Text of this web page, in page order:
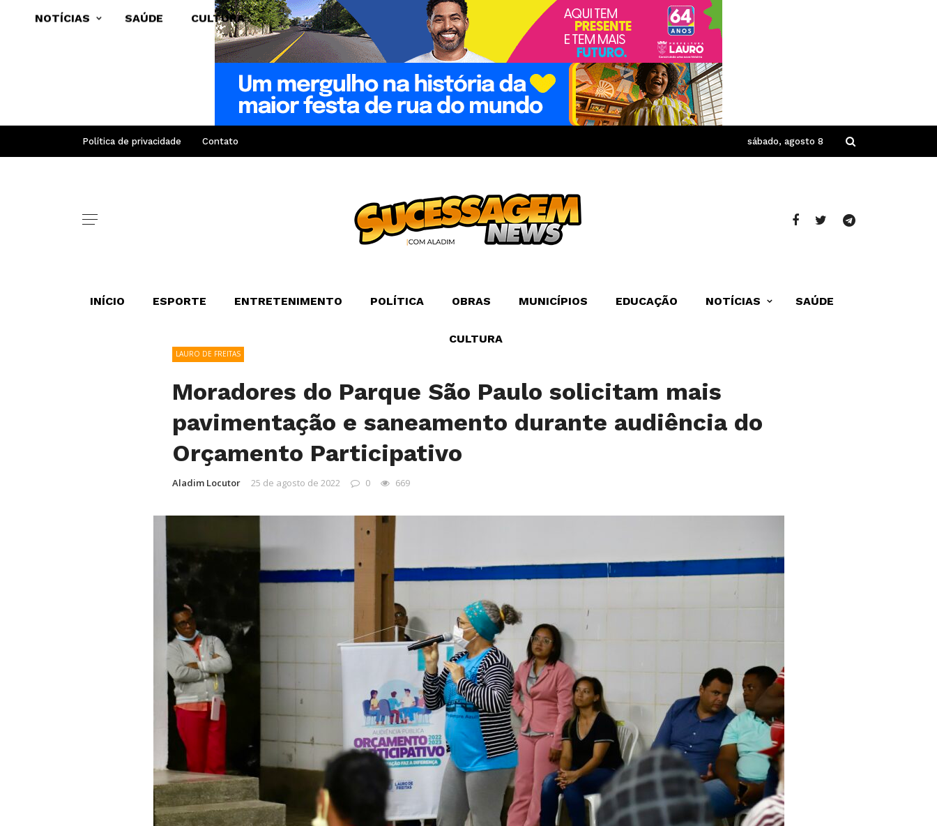
Política de privacidade Contato sábado, agosto 8
INÍCIO ESPORTE ENTRETENIMENTO POLÍTICA OBRAS MUNICÍPIOS EDUCAÇÃO NOTÍCIAS SAÚDE
CULTURA
NOTÍCIAS SAÚDE CULTURA
LAURO DE FREITAS
Moradores do Parque São Paulo solicitam mais
pavimentação e saneamento durante audiência do
Orçamento Participativo
Aladim Locutor 25 de agosto de 2022 0 669